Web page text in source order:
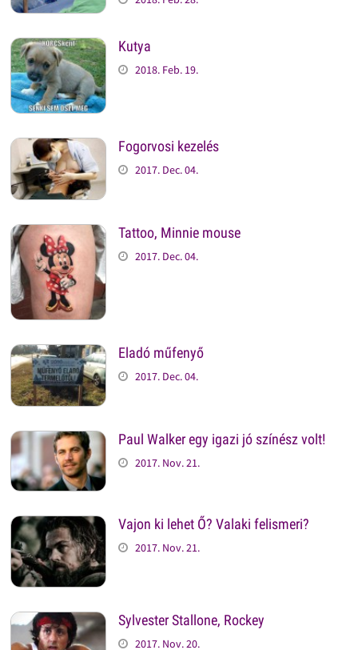
Kutya
2018. Feb. 19.
Fogorvosi kezelés
2017. Dec. 04.
Tattoo, Minnie mouse
2017. Dec. 04.
Eladó műfenyő
2017. Dec. 04.
Paul Walker egy igazi jó színész volt!
2017. Nov. 21.
Vajon ki lehet Ő? Valaki felismeri?
2017. Nov. 21.
Sylvester Stallone, Rockey
2017. Nov. 20.